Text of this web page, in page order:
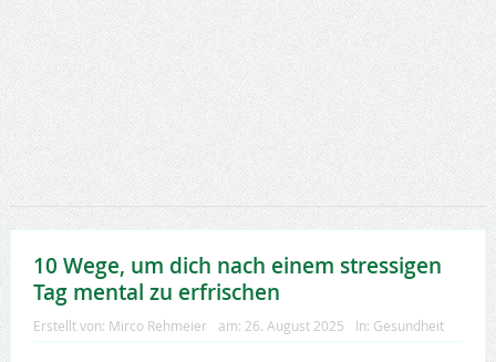
10 Wege, um dich nach einem stressigen
Tag mental zu erfrischen
Erstellt von: Mirco Rehmeier am: 26. August 2025 In: Gesundheit